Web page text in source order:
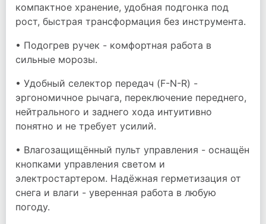
компактное хранение, удобная подгонка под
рост, быстрая трансформация без инструмента.
• Подогрев ручек - комфортная работа в
сильные морозы.
• Удобный селектор передач (F-N-R) -
эргономичное рычага, переключение переднего,
нейтрального и заднего хода интуитивно
понятно и не требует усилий.
• Влагозащищённый пульт управления - оснащён
кнопками управления светом и
электростартером. Надёжная герметизация от
снега и влаги - уверенная работа в любую
погоду.